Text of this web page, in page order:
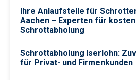
Ihre Anlaufstelle für
Aachen – Experten für
Schrottabholung
Schrottabholung Iserlohn:
für Privat- und Firmenkunden